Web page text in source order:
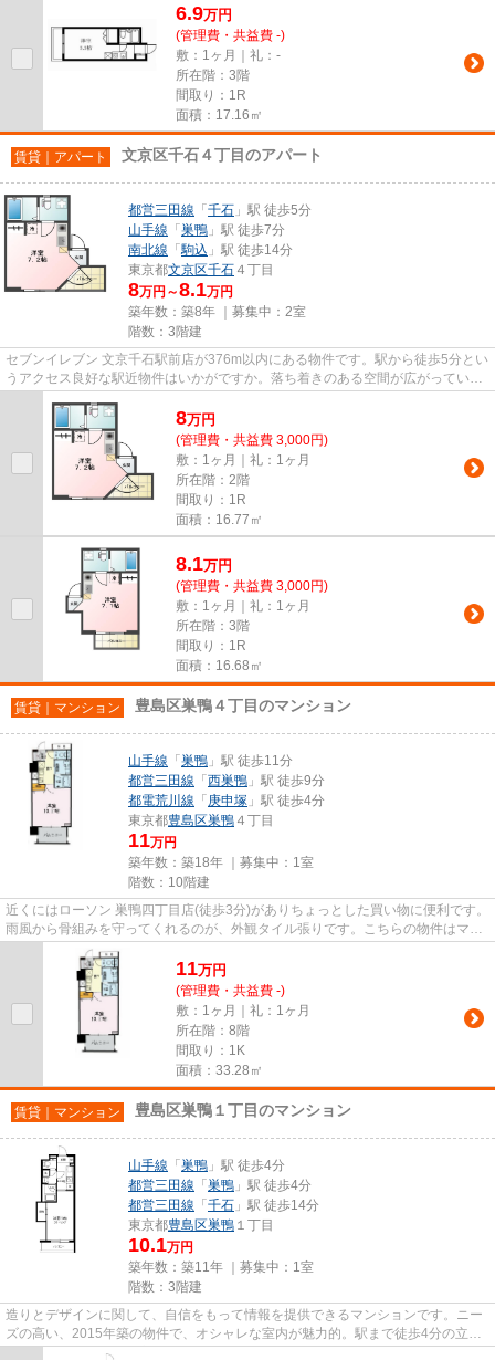
6.9万円
(管理費・共益費 -)
敷：1ヶ月｜礼：-
所在階：3階
間取り：1R
面積：17.16㎡
賃貸｜アパート 文京区千石４丁目のアパート
都営三田線 「 千石 」駅 徒歩5分
山手線 「 巣鴨 」駅 徒歩7分
南北線 「駒込 」駅 徒歩14分
東京都文京区千石 ４丁目
8万円～8.1万円
築年数：築8年 ｜募集中： 2室
階数：3階建
セブンイレブン 文京千石駅前店が376m以内にある物件です。駅から徒歩5分とい
うアクセス良好な駅近物件はいかがですか。落ち着きのある空間が広がってい
8万円
(管理費・共益費 3,000円)
敷：1ヶ月｜礼：1ヶ月
所在階：2階
間取り：1R
面積：16.77㎡
8.1万円
(管理費・共益費 3,000円)
敷：1ヶ月｜礼：1ヶ月
所在階：3階
間取り：1R
面積：16.68㎡
賃貸｜マンション 豊島区巣鴨４丁目のマンション
山手線 「 巣鴨 」駅 徒歩11分
都営三田線 「 西巣鴨 」駅 徒歩9分
都電荒川線 「 庚申塚 」駅 徒歩4分
東京都豊島区巣鴨 ４丁目
11万円
築年数：築18年 ｜募集中： 1室
階数：10階建
近くにはローソン 巣鴨四丁目店(徒歩3分)がありちょっとした買い物に便利です。
雨風から骨組みを守ってくれるのが、外観タイル張りです。こちらの物件はマン
ションです。日頃から電車...
11万円
(管理費・共益費 -)
敷：1ヶ月｜礼：1ヶ月
所在階：8階
間取り：1K
面積：33.28㎡
賃貸｜マンション 豊島区巣鴨１丁目のマンション
山手線 「 巣鴨 」駅 徒歩4分
都営三田線 「 巣鴨 」駅 徒歩4分
都営三田線 「 千石 」駅 徒歩14分
東京都豊島区巣鴨 １丁目
10.1万円
築年数：築11年 ｜募集中： 1室
階数：3階建
造りとデザインに関して、自信をもって情報を提供できるマンションです。ニー
ズの高い、2015年築の物件で、オシャレな室内が魅力的。駅まで徒歩4分の立地
が魅力的な、利便性の高い物件...